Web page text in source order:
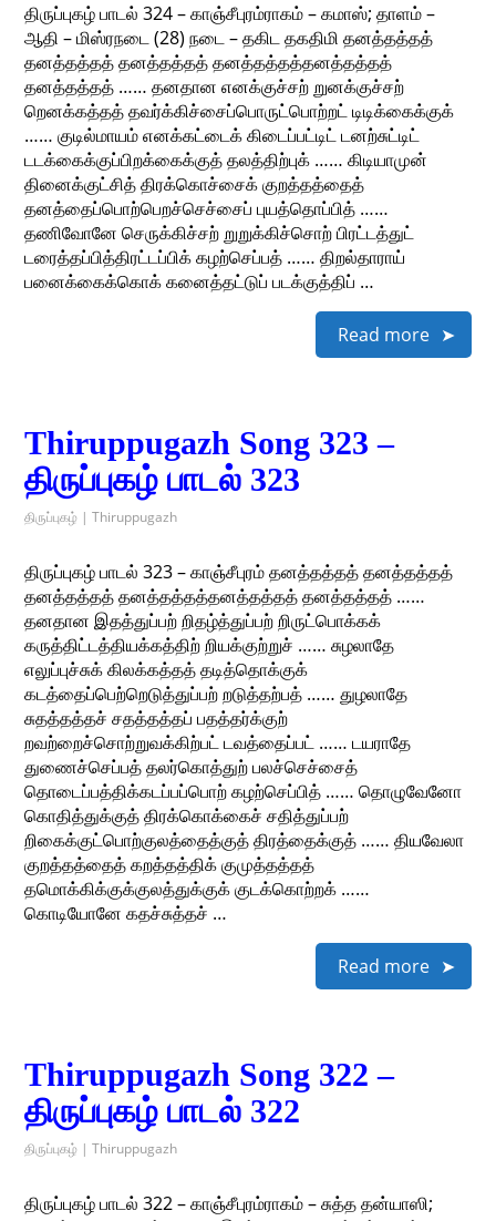
திருப்புகழ் பாடல் 324 – காஞ்சீபுரம்ராகம் – கமாஸ்; தாளம் –
ஆதி – மிஸ்ரநடை (28) நடை – தகிட தகதிமி தனத்தத்தத்
தனத்தத்தத் தனத்தத்தத் தனத்தத்தத்தனத்தத்தத்
தனத்தத்தத் …… தனதான எனக்குச்சற் றுனக்குச்சற்
றெனக்கத்தத் தவர்க்கிச்சைப்பொருட்பொற்றட் டிடிக்கைக்குக்
…… குடில்மாயம் எனக்கட்டைக் கிடைப்பட்டிட் டனற்சுட்டிட்
டடக்கைக்குப்பிறக்கைக்குத் தலத்திற்புக் …… கிடியாமுன்
தினைக்குட்சித் திரக்கொச்சைக் குறத்தத்தைத்
தனத்தைப்பொற்பெறச்செச்சைப் புயத்தொப்பித் ……
தணிவோனே செருக்கிச்சற் றுறுக்கிச்சொற் பிரட்டத்துட்
டரைத்தப்பித்திரட்டப்பிக் கழற்செப்பத் …… திறல்தாராய்
பனைக்கைக்கொக் கனைத்தட்டுப் படக்குத்திப் …
Read more
Thiruppugazh Song 323 –
திருப்புகழ் பாடல் 323
திருப்புகழ் | Thiruppugazh
திருப்புகழ் பாடல் 323 – காஞ்சீபுரம் தனத்தத்தத் தனத்தத்தத்
தனத்தத்தத் தனத்தத்தத்தனத்தத்தத் தனத்தத்தத் ……
தனதான இதத்துப்பற் றிதழ்த்துப்பற் றிருட்பொக்கக்
கருத்திட்டத்தியக்கத்திற் றியக்குற்றுச் …… சுழலாதே
எலுப்புச்சுக் கிலக்கத்தத் தடித்தொக்குக்
கடத்தைப்பெற்றெடுத்துப்பற் றடுத்தற்பத் …… துழலாதே
சுதத்தத்தச் சதத்தத்தப் பதத்தர்க்குற்
றவற்றைச்சொற்றுவக்கிற்பட் டவத்தைப்பட் …… டயராதே
துணைச்செப்பத் தலர்கொத்துற் பலச்செச்சைத்
தொடைப்பத்திக்கடப்பப்பொற் கழற்செப்பித் …… தொழுவேனோ
கொதித்துக்குத் திரக்கொக்கைச் சதித்துப்பற்
றிகைக்குட்பொற்குலத்தைத்குத் திரத்தைக்குத் …… தியவேலா
குறத்தத்தைத் கறத்தத்திக் குமுத்தத்தத்
தமொக்கிக்குக்குலத்துக்குக் குடக்கொற்றக் ……
கொடியோனே கதச்சுத்தச் …
Read more
Thiruppugazh Song 322 –
திருப்புகழ் பாடல் 322
திருப்புகழ் | Thiruppugazh
திருப்புகழ் பாடல் 322 – காஞ்சீபுரம்ராகம் – சுத்த தன்யாஸி;